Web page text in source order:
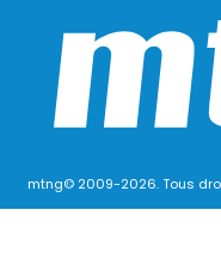
mtng© 2009-2026. Tous droits